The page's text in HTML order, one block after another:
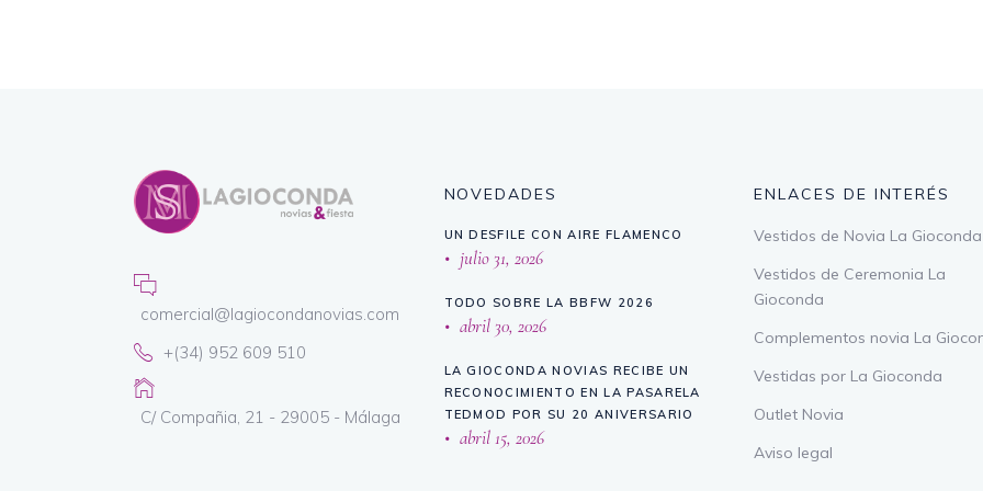
comercial@lagiocondanovias.com
+(34) 952 609 510
C/ Compañia, 21 - 29005 - Málaga
NOVEDADES
UN DESFILE CON AIRE FLAMENCO
julio 31, 2026
TODO SOBRE LA BBFW 2026
abril 30, 2026
LA GIOCONDA NOVIAS RECIBE UN
RECONOCIMIENTO EN LA PASARELA
TEDMOD POR SU 20 ANIVERSARIO
abril 15, 2026
ENLACES DE INTERÉS
Vestidos de Novia La Gioconda
Vestidos de Ceremonia La
Gioconda
Complementos novia La
Vestidas por La Gioconda
Outlet Novia
Aviso legal